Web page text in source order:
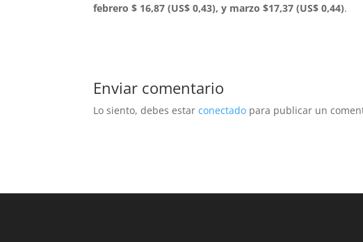
febrero $ 16,87 (US$ 0,43), y marzo $17,37 (US$ 0,44).
Enviar comentario
Lo siento, debes estarconectado para publicar un